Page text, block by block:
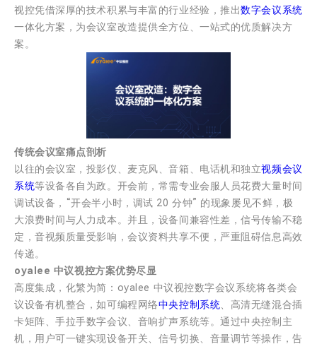
视控凭借深厚的技术积累与丰富的行业经验，推出数字会议系统
一体化方案，为会议室改造提供全方位、一站式的优质解决方
案。
传统会议室痛点剖析
以往的会议室，投影仪、麦克风、音箱、电话机和独立视频会议
系统等设备各自为政。开会前，常需专业会服人员花费大量时间
调试设备，“开会半小时，调试 20 分钟” 的现象屡见不鲜，极
大浪费时间与人力成本。并且，设备间兼容性差，信号传输不稳
定，音视频质量受影响，会议资料共享不便，严重阻碍信息高效
传递。
oyalee 中议视控方案优势尽显
高度集成，化繁为简：oyalee 中议视控数字会议系统将各类会
议设备有机整合，如可编程网络中央控制系统、高清无缝混合插
卡矩阵、手拉手数字会议、音响扩声系统等。通过中央控制主
机，用户可一键实现设备开关、信号切换、音量调节等操作，告